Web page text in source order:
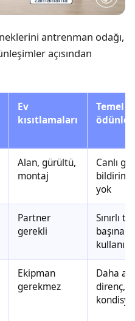
antrenman odağı,
açısından
Ev
kısıtlamaları
Temel
Alan, gürültü,
montaj
Canlı
bildirim
yok
Partner
gerekli
Sınırlı
başına
kullanım
Ekipman
gerekmez
Daha az
direnç,